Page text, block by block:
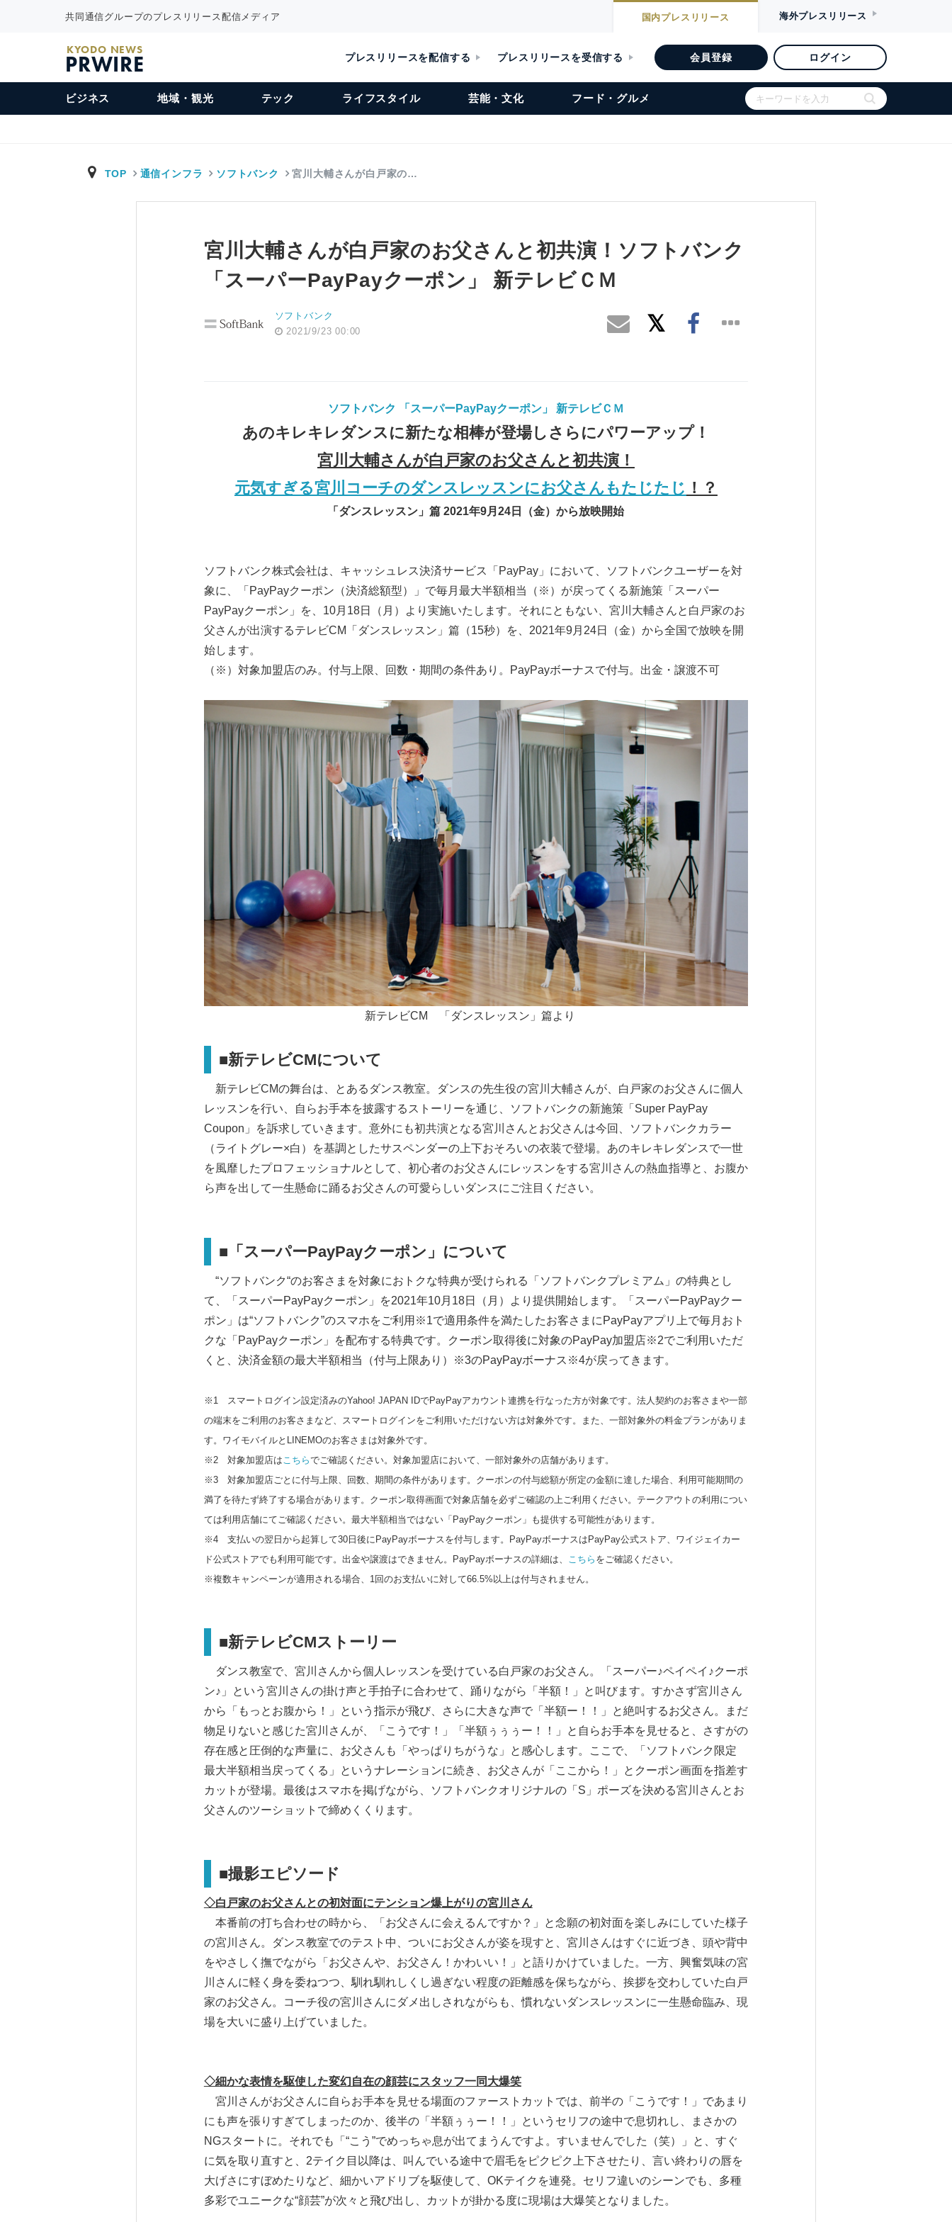
共同通信グループのプレスリリース配信メディア 国内プレスリリース 海外プレスリリース
KYODO NEWS
PRWIRE プレスリリースを配信する プレスリリースを受信する 会員登録 ログイン
ビジネス 地域・観光 テック ライフスタイル 芸能・文化 フード・グルメ
TOP 通信インフラ ソフトバンク 宮川大輔さんが白戸家の…
宮川大輔さんが白戸家のお父さんと初共演！ソフトバンク
「スーパーPayPayクーポン」 新テレビＣＭ
ソフトバンク
2021/9/23 00:00
ソフトバンク 「スーパーPayPayクーポン」 新テレビＣＭ
あのキレキレダンスに新たな相棒が登場しさらにパワーアップ！
宮川大輔さんが白戸家のお父さんと初共演！
元気すぎる宮川コーチのダンスレッスンにお父さんもたじたじ ！？
「ダンスレッスン」篇 2021年9月24日（金）から放映開始
ソフトバンク株式会社は、キャッシュレス決済サービス「PayPay」において、ソフトバンクユーザーを対
象に、「PayPayクーポン（決済総額型）」で毎月最大半額相当（※）が戻ってくる新施策「スーパー
PayPayクーポン」を、10月18日（月）より実施いたします。それにともない、宮川大輔さんと白戸家のお
父さんが出演するテレビCM「ダンスレッスン」篇（15秒）を、2021年9月24日（金）から全国で放映を開
始します。
（※）対象加盟店のみ。付与上限、回数・期間の条件あり。PayPayボーナスで付与。出金・譲渡不可
新テレビCM 「ダンスレッスン」篇より
■新テレビCMについて
新テレビCMの舞台は、とあるダンス教室。ダンスの先生役の宮川大輔さんが、白戸家のお父さんに個人
レッスンを行い、自らお手本を披露するストーリーを通じ、ソフトバンクの新施策「Super PayPay
Coupon」を訴求していきます。意外にも初共演となる宮川さんとお父さんは今回、ソフトバンクカラー
（ライトグレー×白）を基調としたサスペンダーの上下おそろいの衣装で登場。あのキレキレダンスで一世
を風靡したプロフェッショナルとして、初心者のお父さんにレッスンをする宮川さんの熱血指導と、お腹か
ら声を出して一生懸命に踊るお父さんの可愛らしいダンスにご注目ください。
■「スーパーPayPayクーポン」について
“ソフトバンク“のお客さまを対象におトクな特典が受けられる「ソフトバンクプレミアム」の特典とし
て、「スーパーPayPayクーポン」を2021年10月18日（月）より提供開始します。「スーパーPayPayクー
ポン」は“ソフトバンク”のスマホをご利用※1で適用条件を満たしたお客さまにPayPayアプリ上で毎月おト
クな「PayPayクーポン」を配布する特典です。クーポン取得後に対象のPayPay加盟店※2でご利用いただ
くと、決済金額の最大半額相当（付与上限あり）※3のPayPayボーナス※4が戻ってきます。
※1 スマートログイン設定済みのYahoo! JAPAN IDでPayPayアカウント連携を行なった方が対象です。法人契約のお客さまや一部
の端末をご利用のお客さまなど、スマートログインをご利用いただけない方は対象外です。また、一部対象外の料金プランがありま
す。ワイモバイルとLINEMOのお客さまは対象外です。
※2 対象加盟店はこちらでご確認ください。対象加盟店において、一部対象外の店舗があります。
※3 対象加盟店ごとに付与上限、回数、期間の条件があります。クーポンの付与総額が所定の金額に達した場合、利用可能期間の
満了を待たず終了する場合があります。クーポン取得画面で対象店舗を必ずご確認の上ご利用ください。テークアウトの利用につい
ては利用店舗にてご確認ください。最大半額相当ではない「PayPayクーポン」も提供する可能性があります。
※4 支払いの翌日から起算して30日後にPayPayボーナスを付与します。PayPayボーナスはPayPay公式ストア、ワイジェイカー
ド公式ストアでも利用可能です。出金や譲渡はできません。PayPayボーナスの詳細は、 こちら をご確認ください。
※複数キャンペーンが適用される場合、1回のお支払いに対して66.5%以上は付与されません。
■新テレビCMストーリー
ダンス教室で、宮川さんから個人レッスンを受けている白戸家のお父さん。「スーパー♪ペイペイ♪クーポ
ン♪」という宮川さんの掛け声と手拍子に合わせて、踊りながら「半額！」と叫びます。すかさず宮川さん
から「もっとお腹から！」という指示が飛び、さらに大きな声で「半額ー！！」と絶叫するお父さん。まだ
物足りないと感じた宮川さんが、「こうです！」「半額ぅぅぅー！！」と自らお手本を見せると、さすがの
存在感と圧倒的な声量に、お父さんも「やっぱりちがうな」と感心します。ここで、「ソフトバンク限定
最大半額相当戻ってくる」というナレーションに続き、お父さんが「ここから！」とクーポン画面を指差す
カットが登場。最後はスマホを掲げながら、ソフトバンクオリジナルの「S」ポーズを決める宮川さんとお
父さんのツーショットで締めくくります。
■撮影エピソード
◇白戸家のお父さんとの初対面にテンション爆上がりの宮川さん
本番前の打ち合わせの時から、「お父さんに会えるんですか？」と念願の初対面を楽しみにしていた様子
の宮川さん。ダンス教室でのテスト中、ついにお父さんが姿を現すと、宮川さんはすぐに近づき、頭や背中
をやさしく撫でながら「お父さんや、お父さん！かわいい！」と語りかけていました。一方、興奮気味の宮
川さんに軽く身を委ねつつ、馴れ馴れしくし過ぎない程度の距離感を保ちながら、挨拶を交わしていた白戸
家のお父さん。コーチ役の宮川さんにダメ出しされながらも、慣れないダンスレッスンに一生懸命臨み、現
場を大いに盛り上げていました。
◇細かな表情を駆使した変幻自在の顔芸にスタッフ一同大爆笑
宮川さんがお父さんに自らお手本を見せる場面のファーストカットでは、前半の「こうです！」であまり
にも声を張りすぎてしまったのか、後半の「半額ぅぅー！！」というセリフの途中で息切れし、まさかの
NGスタートに。それでも「“こう”でめっちゃ息が出てまうんですよ。すいませんでした（笑）」と、すぐ
に気を取り直すと、2テイク目以降は、叫んでいる途中で眉毛をピクピク上下させたり、言い終わりの唇を
大げさにすぼめたりなど、細かいアドリブを駆使して、OKテイクを連発。セリフ違いのシーンでも、多種
多彩でユニークな“顔芸”が次々と飛び出し、カットが掛かる度に現場は大爆笑となりました。